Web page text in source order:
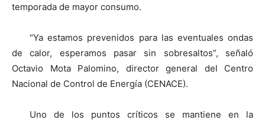
temporada de mayor consumo.
“Ya estamos prevenidos para las eventuales ondas
de calor, esperamos pasar sin sobresaltos”, señaló
Octavio Mota Palomino, director general del Centro
Nacional de Control de Energía (CENACE).
Uno de los puntos críticos se mantiene en la